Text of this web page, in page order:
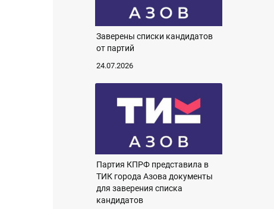
Заверены списки кандидатов
от партий
24.07.2026
Партия КПРФ представила в
ТИК города Азова документы
для заверения списка
кандидатов